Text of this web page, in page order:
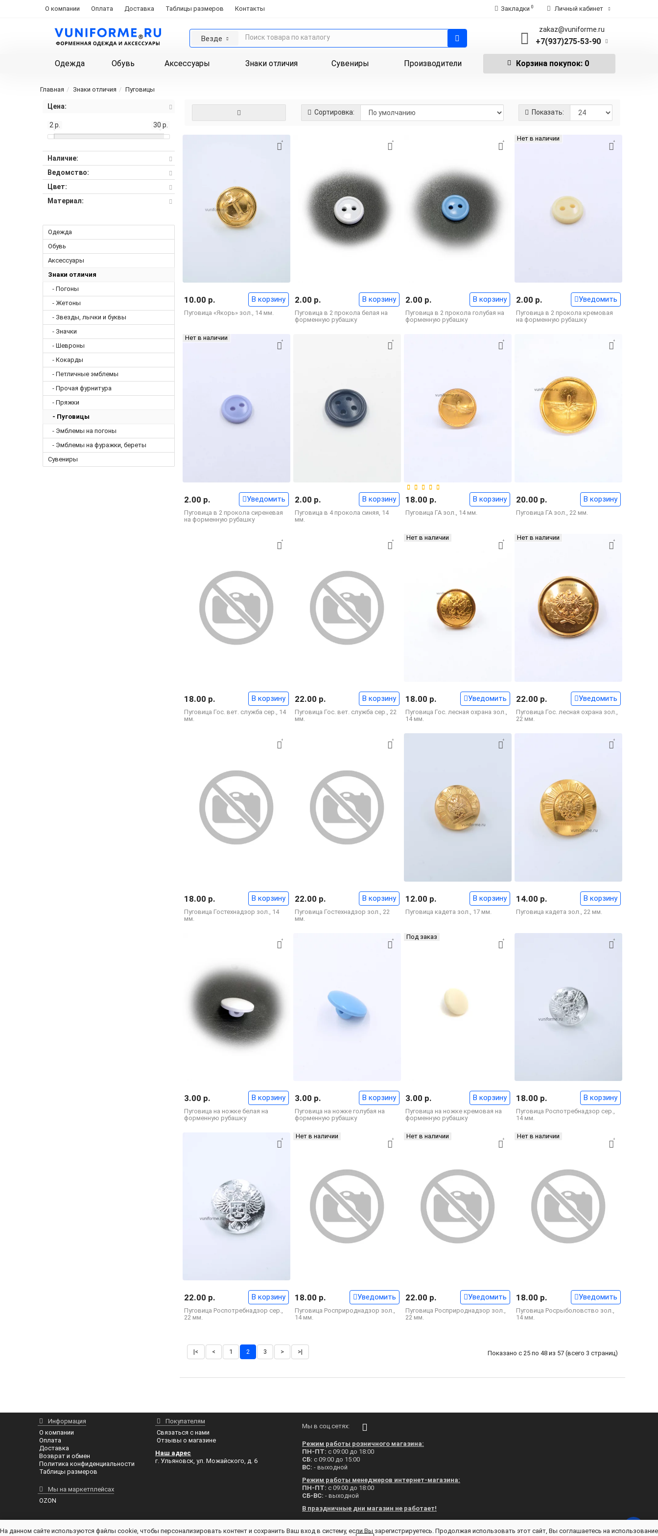
О компании Оплата Доставка Таблицы размеров Контакты Закладки 0 Личный кабинет
Везде
zakaz@vuniforme.ru
+7(937)275-53-90
Одежда Обувь Аксессуары Знаки отличия Сувениры Производители Корзина покупок: 0
Главная Знаки отличия Пуговицы
Цена:
2 р. 30 р.
Наличие:
Ведомство:
Цвет:
Материал:
Одежда
Обувь
Аксессуары
Знаки отличия
- Погоны
- Жетоны
- Звезды, лычки и буквы
- Значки
- Шевроны
- Кокарды
- Петличные эмблемы
- Прочая фурнитура
- Пряжки
- Пуговицы
- Эмблемы на погоны
- Эмблемы на фуражки, береты
Сувениры
Сортировка: Показать:
Пуговица «Якорь» зол., 14 мм.
10.00 р. В корзину
Пуговица в 2 прокола белая на
форменную рубашку
2.00 р. В корзину
Пуговица в 2 прокола голубая на
форменную рубашку
2.00 р. В корзину
Нет в наличии
Пуговица в 2 прокола кремовая
на форменную рубашку
2.00 р. Уведомить
Нет в наличии
Пуговица в 2 прокола сиреневая
на форменную рубашку
2.00 р. Уведомить
Пуговица в 4 прокола синяя, 14
мм.
2.00 р. В корзину
Пуговица ГА зол., 14 мм.
18.00 р. В корзину
Пуговица ГА зол., 22 мм.
20.00 р. В корзину
Пуговица Гос. вет. служба сер., 14
мм.
18.00 р. В корзину
Пуговица Гос. вет. служба сер., 22
мм.
22.00 р. В корзину
Нет в наличии
Пуговица Гос. лесная охрана зол.,
14 мм.
18.00 р. Уведомить
Нет в наличии
Пуговица Гос. лесная охрана зол.,
22 мм.
22.00 р. Уведомить
Пуговица Гостехнадзор зол., 14
мм.
18.00 р. В корзину
Пуговица Гостехнадзор зол., 22
мм.
22.00 р. В корзину
Пуговица кадета зол., 17 мм.
12.00 р. В корзину
Пуговица кадета зол., 22 мм.
14.00 р. В корзину
Пуговица на ножке белая на
форменную рубашку
3.00 р. В корзину
Пуговица на ножке голубая на
форменную рубашку
3.00 р. В корзину
Под заказ
Пуговица на ножке кремовая на
форменную рубашку
3.00 р. В корзину
Пуговица Роспотребнадзор сер.,
14 мм.
18.00 р. В корзину
Пуговица Роспотребнадзор сер.,
22 мм.
22.00 р. В корзину
Нет в наличии
Пуговица Росприроднадзор зол.,
14 мм.
18.00 р. Уведомить
Нет в наличии
Пуговица Росприроднадзор зол.,
22 мм.
22.00 р. Уведомить
Нет в наличии
Пуговица Росрыболовство зол.,
14 мм.
18.00 р. Уведомить
|< < 1 2 3 > >| Показано с 25 по 48 из 57 (всего 3 страниц)
Информация
О компании
Оплата
Доставка
Возврат и обмен
Политика конфиденциальности
Таблицы размеров
Мы на маркетплейсах
OZON
Покупателям
Связаться с нами
Отзывы о магазине
Наш адрес
г. Ульяновск, ул. Можайского, д. 6
Мы в соц.сетях:
Режим работы розничного магазина:
ПН-ПТ: с 09:00 до 18:00
СБ: с 09:00 до 15:00
ВС: - выходной
Режим работы менеджеров интернет-магазина:
ПН-ПТ: с 09:00 до 18:00
СБ-ВС: - выходной
В праздничные дни магазин не работает!
vuniforme.ru - Магазин «В УНИФОРМЕ» © 2026
На данном сайте используются файлы cookie, чтобы персонализировать контент и сохранить Ваш вход в систему, если Вы зарегистрируетесь. Продолжая использовать этот сайт, Вы соглашаетесь на использование